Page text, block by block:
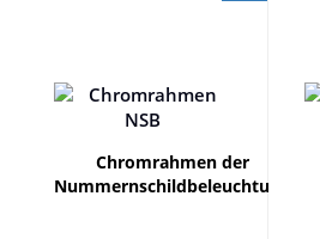
Chromrahmen der
Nummernschildbeleuchtung